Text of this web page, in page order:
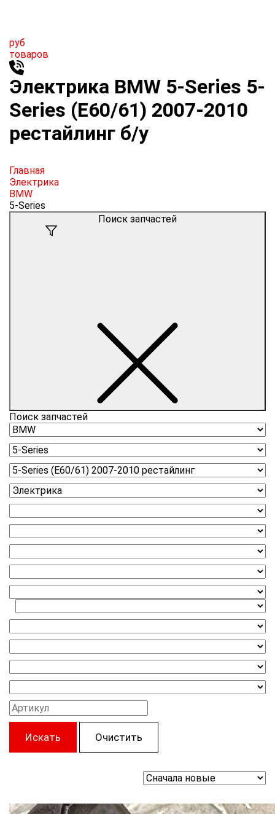
руб
товаров
Электрика BMW 5-Series 5-
Series (E60/61) 2007-2010
рестайлинг б/у
Главная
Электрика
BMW
5-Series
Поиск запчастей
Поиск запчастей
Искать Очистить